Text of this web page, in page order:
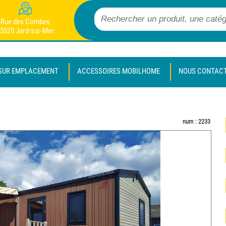
Rue des Combes
Jard-sur-Mer
EMPLACEMENT ACCESSOIRES MOBILHOME NOUS
num : 2233